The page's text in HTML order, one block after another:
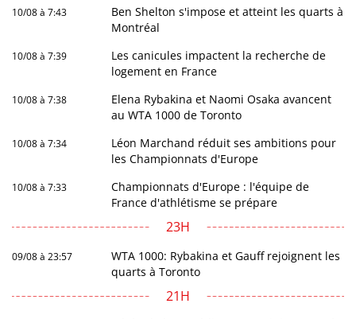
10/08 à 7:43
Ben Shelton s'impose et atteint les quarts à
Montréal
10/08 à 7:39
Les canicules impactent la recherche de
logement en France
10/08 à 7:38
Elena Rybakina et Naomi Osaka avancent
au WTA 1000 de Toronto
10/08 à 7:34
Léon Marchand réduit ses ambitions pour
les Championnats d'Europe
10/08 à 7:33
Championnats d'Europe : l'équipe de
France d'athlétisme se prépare
23H
09/08 à 23:57
WTA 1000: Rybakina et Gauff rejoignent les
quarts à Toronto
21H